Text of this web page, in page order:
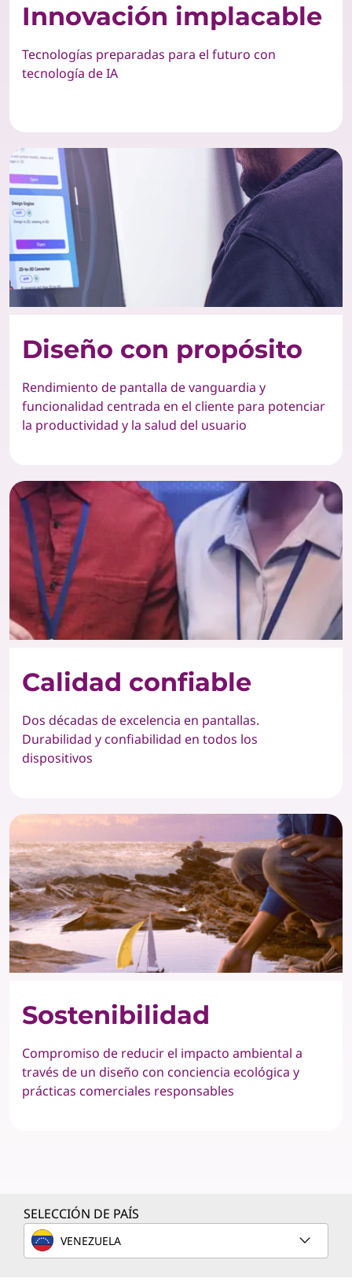
Innovación implacable
Tecnologías preparadas para el futuro con
tecnología de IA
Diseño con propósito
Rendimiento de pantalla de vanguardia y
funcionalidad centrada en el cliente para potenciar
la productividad y la salud del usuario
Calidad confiable
Dos décadas de excelencia en pantallas.
Durabilidad y confiabilidad en todos los
dispositivos
Sostenibilidad
Compromiso de reducir el impacto ambiental a
través de un diseño con conciencia ecológica y
prácticas comerciales responsables
SELECCIÓN DE PAÍS
VENEZUELA